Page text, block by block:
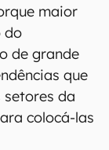
maior
do
de grande
que
da
colocá-las